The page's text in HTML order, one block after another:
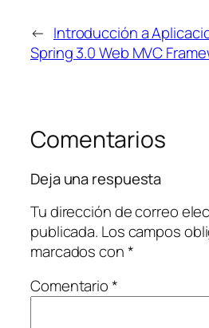
← Introducción a
Spring 3.0 Web MVC
Comentarios
Deja una respuesta
Tu dirección de correo
publicada. Los campos
marcados con*
Comentario*